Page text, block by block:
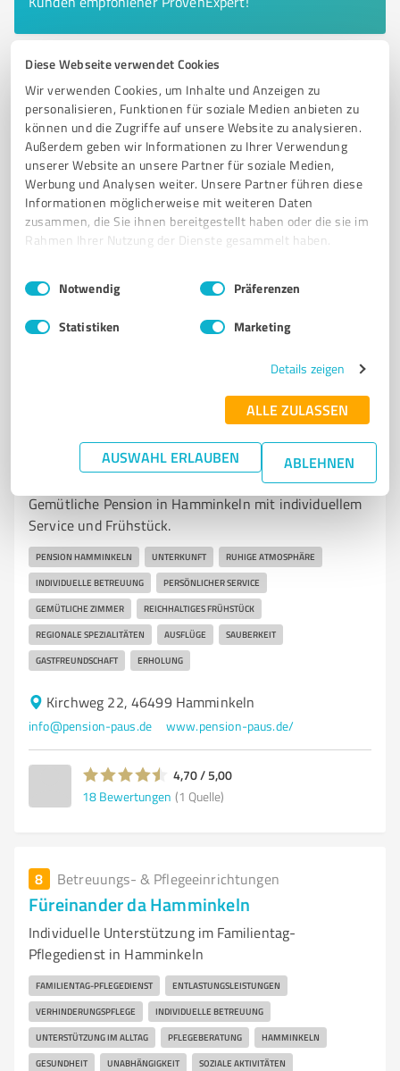
Diese Webseite verwendet Cookies
Wir verwenden Cookies, um Inhalte und Anzeigen zu
personalisieren, Funktionen für soziale Medien anbieten zu
können und die Zugriffe auf unsere Website zu analysieren.
Außerdem geben wir Informationen zu Ihrer Verwendung
unserer Website an unsere Partner für soziale Medien,
Werbung und Analysen weiter. Unsere Partner führen diese
Informationen möglicherweise mit weiteren Daten
zusammen, die Sie ihnen bereitgestellt haben oder die sie im
Rahmen Ihrer Nutzung der Dienste gesammelt haben.
Impressum Datenschutzbestimmungen
Einwilligungsauswahl
Notwendig Präferenzen
Statistiken Marketing
Details zeigen
ALLE ZULASSEN
AUSWAHL ERLAUBEN ABLEHNEN
Sankt Marien Haldern gGmbH
Sankt Marien Haldern gGmbH – Pflege, Essen auf
Rädern und Catering in Rees
BETREUUNGS- UND PFLEGEEINRICHTUNGEN ESSEN AUF RÄDERN
KURZZEITPFLEGE
Tel. 02850 90190
info@st-marien-haldern.de
st-marien-haldern.de/
Betreuungs- & Pflegeeinrichtungen
Paus, Pension Inh. Herrmann Beatrice
Gemütliche Pension in Hamminkeln mit individuellem
Service und Frühstück.
PENSION HAMMINKELN UNTERKUNFT RUHIGE ATMOSPHÄRE
INDIVIDUELLE BETREUUNG PERSÖNLICHER SERVICE
GEMÜTLICHE ZIMMER REICHHALTIGES FRÜHSTÜCK
REGIONALE SPEZIALITÄTEN AUSFLÜGE SAUBERKEIT
GASTFREUNDSCHAFT ERHOLUNG
Kirchweg 22, 46499 Hamminkeln
info@pension-paus.de www.pension-paus.de/
4,70 / 5,00
18 Bewertungen (1 Quelle)
8 Betreuungs- & Pflegeeinrichtungen
Füreinander da Hamminkeln
Individuelle Unterstützung im Familientag-
Pflegedienst in Hamminkeln
FAMILIENTAG-PFLEGEDIENST ENTLASTUNGSLEISTUNGEN
VERHINDERUNGSPFLEGE INDIVIDUELLE BETREUUNG
UNTERSTÜTZUNG IM ALLTAG PFLEGEBERATUNG HAMMINKELN
GESUNDHEIT UNABHÄNGIGKEIT SOZIALE AKTIVITÄTEN